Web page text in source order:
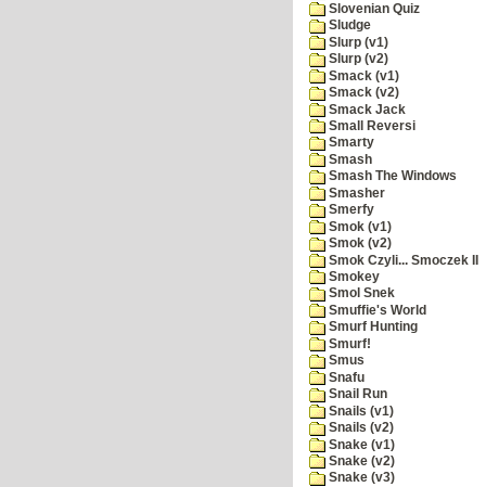
Slovenian Quiz
Sludge
Slurp (v1)
Slurp (v2)
Smack (v1)
Smack (v2)
Smack Jack
Small Reversi
Smarty
Smash
Smash The Windows
Smasher
Smerfy
Smok (v1)
Smok (v2)
Smok Czyli... Smoczek II
Smokey
Smol Snek
Smuffie's World
Smurf Hunting
Smurf!
Smus
Snafu
Snail Run
Snails (v1)
Snails (v2)
Snake (v1)
Snake (v2)
Snake (v3)